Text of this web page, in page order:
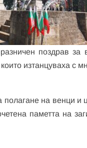
поздрав за
изтанцуваха с
на венци и
паметта на